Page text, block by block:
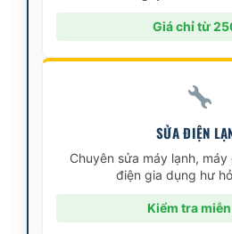
Giá chỉ từ
SỬA ĐIỆN
Chuyên sửa máy lạnh,
điện gia dụng hư
Kiểm tra